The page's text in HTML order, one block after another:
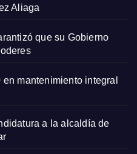
Aliaga
que su Gobierno
mantenimiento integral
a la alcaldía de